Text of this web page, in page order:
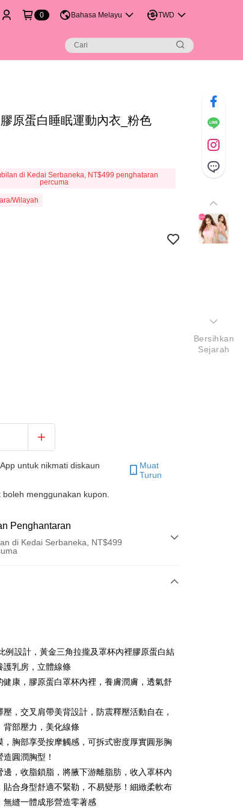
0 Bahasa Melayu TWD
原蛋白睡眠運動內衣_粉色
di Kedai Serbaneka, NT$499 penghataran
percuma
Wilayah
untuk nikmati diskaun
Muat
Turun
menggunakan kupon.
Penghantaran
di Kedai Serbaneka, NT$499
Penuh)
Serbaneka
untuk OP Pay Later]
oleh Taiwan Mobile dan tersedia untuk
例設計，黃金三角拉攏及罩杯內裡膠原蛋白結
護乳房，立體線條
健康，膠原蛋白罩杯內裡，養膚潤膚，透氣舒
壓，交叉肩帶美背設計，防震釋壓活動自在，
背部壓力，美化線條
，胸部享受按摩觸感，可拆式密度厚實圓形胸
圓潤胸型！
邊，收脂鎖脂，將腋下游離脂肪，收入罩杯內
貼合身型舒適不緊勒，不易變形！細緻柔軟布
無縫一體成形營造零著感
Bersihkan
Sejarah